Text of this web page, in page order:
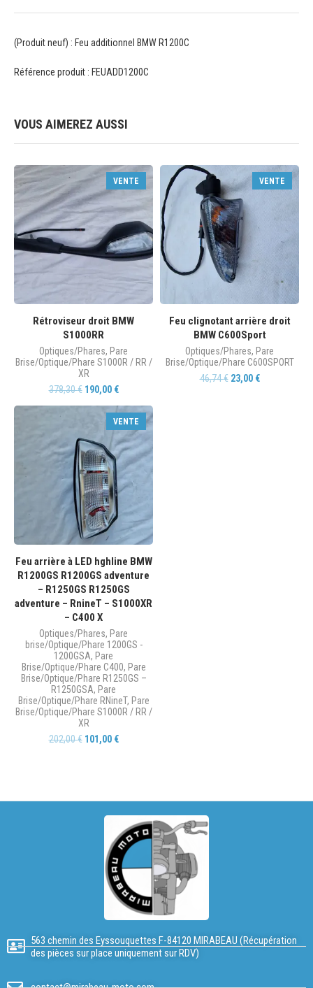
(Produit neuf) : Feu additionnel BMW R1200C
Référence produit : FEUADD1200C
VOUS AIMEREZ AUSSI
VENTE
Rétroviseur droit BMW
S1000RR
Optiques/Phares, Pare
Brise/Optique/Phare S1000R / RR /
XR
378,30€ 190,00 €
VENTE
Feu clignotant arrière droit
BMW C600Sport
Optiques/Phares, Pare
Brise/Optique/Phare C600SPORT
46,74€ 23,00 €
VENTE
Feu arrière à LED hghline BMW
R1200GS R1200GS adventure
– R1250GS R1250GS
adventure – RnineT – S1000XR
– C400 X
Optiques/Phares, Pare
brise/Optique/Phare 1200GS -
1200GSA, Pare
Brise/Optique/Phare C400, Pare
Brise/Optique/Phare R1250GS –
R1250GSA, Pare
Brise/Optique/Phare RNineT, Pare
Brise/Optique/Phare S1000R / RR /
XR
202,00€ 101,00 €
563 chemin des Eyssouquettes F-84120 MIRABEAU (Récupération
des pièces sur place uniquement sur RDV)